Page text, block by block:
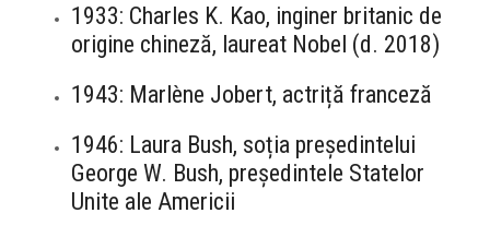
1933: Charles K. Kao, inginer britanic de
origine chineză, laureat Nobel (d. 2018)
1943: Marlène Jobert, actriță franceză
1946: Laura Bush, soția președintelui
George W. Bush, președintele Statelor
Unite ale Americii